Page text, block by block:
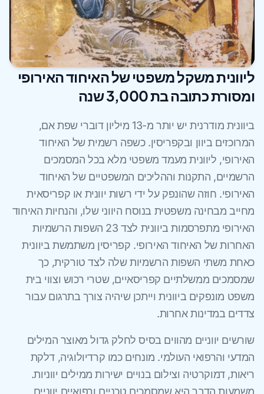
ליוונית משקל משפטי של האיחוד האירופי
ומסורת כתובה בת 3,000 שנה
ביוונית מודרנית יש יותר מ-13 מיליון דוברי שפת אם,
המרוכזים ביוון ובקפריסין. כשפה רשמית של האיחוד
האירופי, ליוונית מעמד משפטי מלא בכל המסמכים
הרשמיים, התקנות וההליכים המשפטיים של האיחוד
האירופי. חוזה שהונפק על ידי רשות יוונית או קפריסאית
מחייב מבחינה משפטית בנוסח היווני שלו, והנחיות האיחוד
האירופי מתפרסמות ביוונית לצד 23 השפות הרשמיות
האחרות של האיחוד האירופי. קפריסין משתמשת ביוונית
כאחת משתי השפות הרשמיות שלה לצד טורקית, כך
שמסמכים ממשלתיים קפריסאיים, שטרי רכוש וצווי בית
משפט מונפקים ביוונית וייתכן שיהיה צורך בתרגום עבור
צדדים במדינות אחרות.
שורשים יווניים מהווים בסיס לחלק גדול מאוצר המילים
המדעי והרפואי העולמי. מונחים כמו קרדיולוגיה, דלקת
ריאות, דמוקרטיה וצילום בנויים ישירות ממילים יווניות.